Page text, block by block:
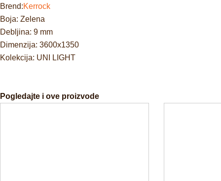
Brend:Kerrock
Boja: Zelena
Debljina: 9 mm
Dimenzija: 3600x1350
Kolekcija: UNI LIGHT
Pogledajte i ove proizvode